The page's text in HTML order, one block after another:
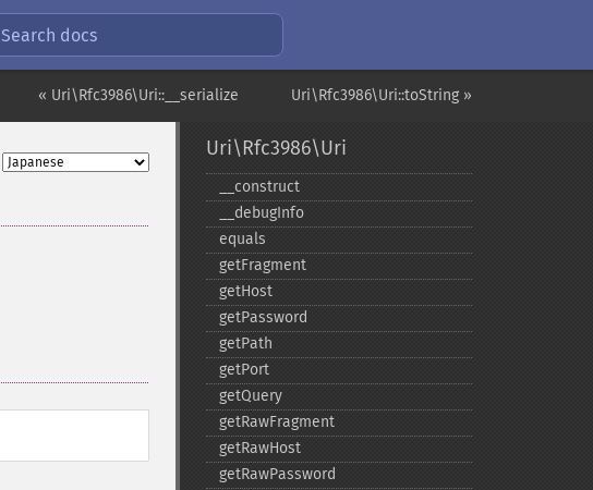
Search docs
Uri\Rfc3986\Uri::toString »
« Uri\Rfc3986\Uri::__serialize
Uri\Rfc3986\Uri
_​_​construct
_​_​debugInfo
equals
getFragment
getHost
getPassword
getPath
getPort
getQuery
getRawFragment
getRawHost
getRawPassword